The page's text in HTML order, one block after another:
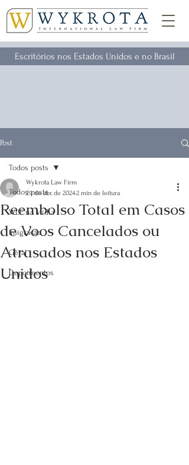
Escritórios nos Estados Unidos e no Brasil
Post
Todos posts
WLF na Mídia
Imigração
Geral
Depoimentos
Todos posts
Reembolso Total em Casos
de Voos Cancelados ou
Atrasados nos Estados
Unidos
Wykrota Law Firm
29 de abr. de 20242 min de leitura